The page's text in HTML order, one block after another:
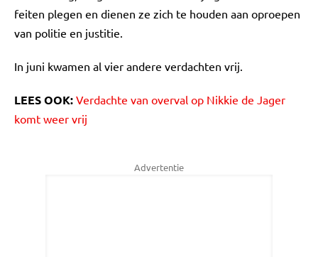
feiten plegen en dienen ze zich te houden aan oproepen
van politie en justitie.
In juni kwamen al vier andere verdachten vrij.
LEES OOK: Verdachte van overval op Nikkie de Jager
komt weer vrij
Advertentie